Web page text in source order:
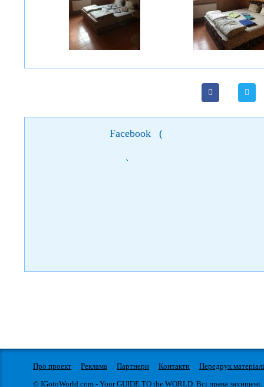
Facebook (
)
Про проект Реклама Партнери Контакти
Передрук
© IGotoWorld.com - Your GUIDE TO the WORLD. Всі права захищені.